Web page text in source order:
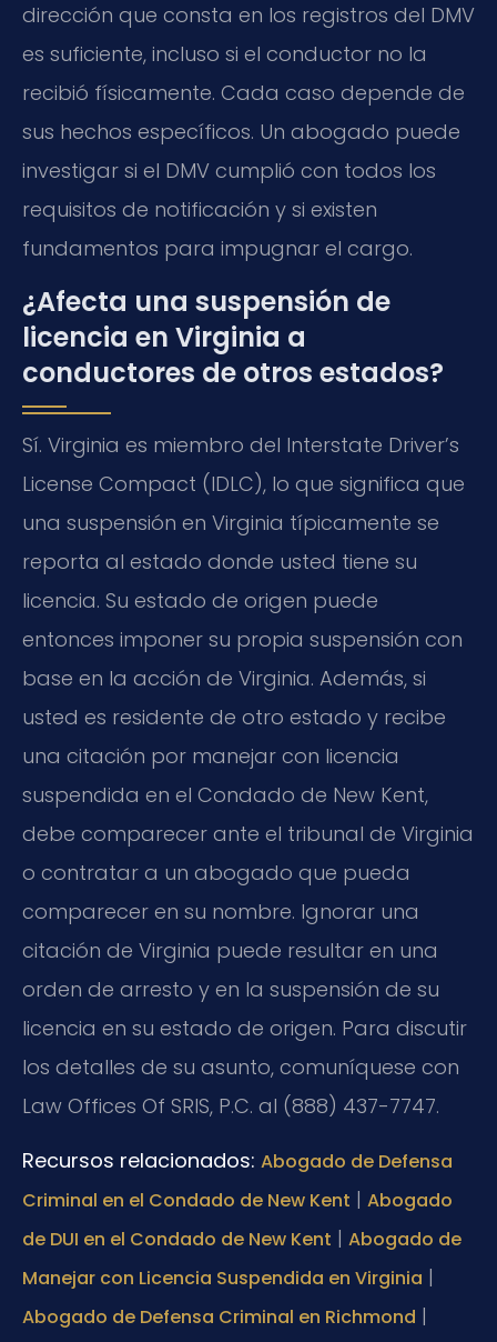
dirección que consta en los registros del DMV
es suficiente, incluso si el conductor no la
recibió físicamente. Cada caso depende de
sus hechos específicos. Un abogado puede
investigar si el DMV cumplió con todos los
requisitos de notificación y si existen
fundamentos para impugnar el cargo.
¿Afecta una suspensión de
licencia en Virginia a
conductores de otros estados?
Sí. Virginia es miembro del Interstate Driver’s
License Compact (IDLC), lo que significa que
una suspensión en Virginia típicamente se
reporta al estado donde usted tiene su
licencia. Su estado de origen puede
entonces imponer su propia suspensión con
base en la acción de Virginia. Además, si
usted es residente de otro estado y recibe
una citación por manejar con licencia
suspendida en el Condado de New Kent,
debe comparecer ante el tribunal de Virginia
o contratar a un abogado que pueda
comparecer en su nombre. Ignorar una
citación de Virginia puede resultar en una
orden de arresto y en la suspensión de su
licencia en su estado de origen. Para discutir
los detalles de su asunto, comuníquese con
Law Offices Of SRIS, P.C. al (888) 437-7747.
Recursos relacionados: Abogado de Defensa
Criminal en el Condado de New Kent | Abogado
de DUI en el Condado de New Kent | Abogado de
Manejar con Licencia Suspendida en Virginia |
Abogado de Defensa Criminal en Richmond |